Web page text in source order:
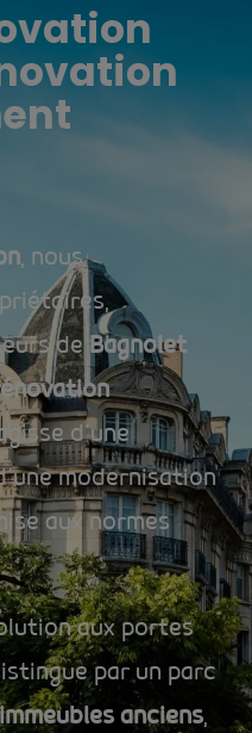
, nous
de Bagnolet
d’une
modernisation
aux normes
aux portes
par un parc
immeubles anciens,